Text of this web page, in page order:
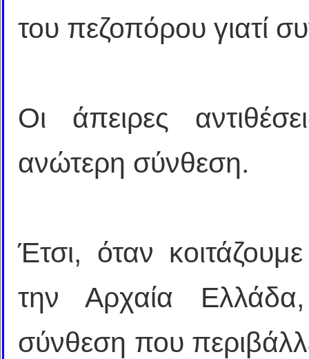
του πεζοπόρου γιατί
Οι άπειρες
ανώτερη σύνθεση.
Έτσι, όταν
την Αρχαία
σύνθεση που